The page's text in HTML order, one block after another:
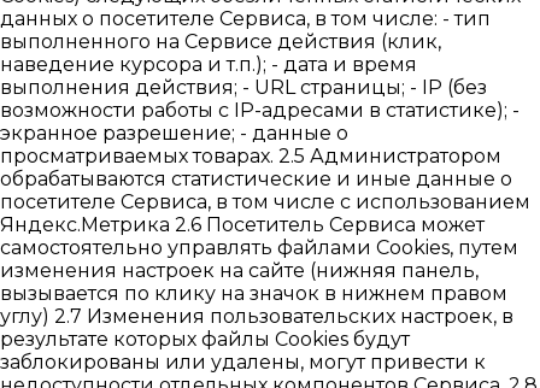
данных о посетителе Сервиса, в том числе: - тип
выполненного на Сервисе действия (клик,
наведение курсора и т.п.); - дата и время
выполнения действия; - URL страницы; - IP (без
возможности работы с IP-адресами в статистике); -
экранное разрешение; - данные о
просматриваемых товарах. 2.5 Администратором
обрабатываются статистические и иные данные о
посетителе Сервиса, в том числе с использованием
Яндекс.Метрика 2.6 Посетитель Сервиса может
самостоятельно управлять файлами Cookies, путем
изменения настроек на сайте (нижняя панель,
вызывается по клику на значок в нижнем правом
углу) 2.7 Изменения пользовательских настроек, в
результате которых файлы Cookies будут
заблокированы или удалены, могут привести к